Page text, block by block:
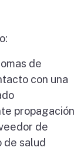
de
con una
propagación
de
de salud